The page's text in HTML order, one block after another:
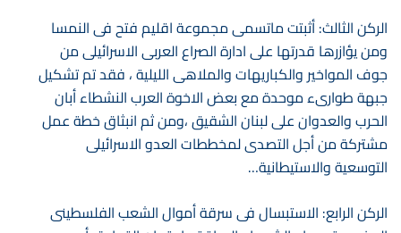
الركن الثالث: أثبتت ماتسمى مجموعة اقليم فتح فى النمسا
ومن يؤازرها قدرتها على ادارة الصراع العربى الاسرائيلى من
جوف المواخير والكباريهات والملاهى الليلية ، فقد تم تشكيل
جبهة طوارىء موحدة مع بعض الاخوة العرب النشطاء أبان
الحرب والعدوان على لبنان الشقيق ،ومن ثم انبثاق خطة عمل
مشتركة من أجل التصدى لمخططات العدو الاسرائيلى
التوسعية والاستيطانية…
الركن الرابع: الاستبسال فى سرقة أموال الشعب الفلسطينى